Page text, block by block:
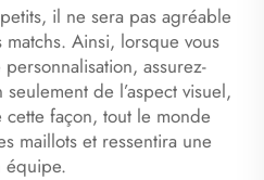
il ne sera pas agréable
Ainsi, lorsque vous
assurez-
de l’aspect visuel,
façon, tout le monde
maillots et ressentira une
équipe.